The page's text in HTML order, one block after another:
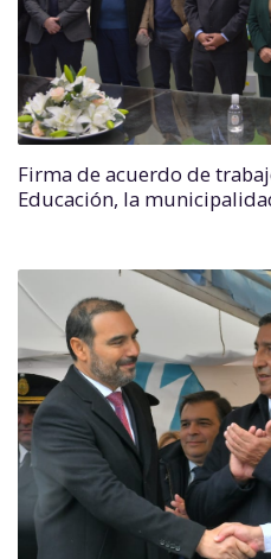
Firma de acuerdo de
Educación, la